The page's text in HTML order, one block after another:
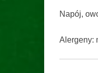
Napój,
Alergeny: